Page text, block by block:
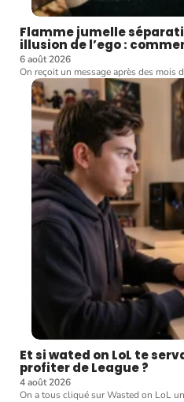
Flamme jumelle
illusion de l’ego :
6 août 2026
On reçoit un message après des mois
Et si wated on LoL te
profiter de League ?
4 août 2026
On a tous cliqué sur Wasted on LoL